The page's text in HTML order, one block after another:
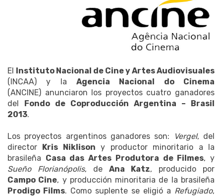
El Instituto Nacional de Cine y Artes Audiovisuales
(INCAA) y la Agencia Nacional do Cinema
(ANCINE) anunciaron los proyectos cuatro ganadores
del Fondo de Coproducción Argentina – Brasil
2013.
Los proyectos argentinos ganadores son: Vergel, del
director Kris Niklison y productor minoritario a la
brasileña Casa das Artes Produtora de Filmes, y
Sueño Florianópolis, de Ana Katz, producido por
Campo Cine, y producción minoritaria de la brasileña
Prodigo Films. Como suplente se eligió a Refugiado,